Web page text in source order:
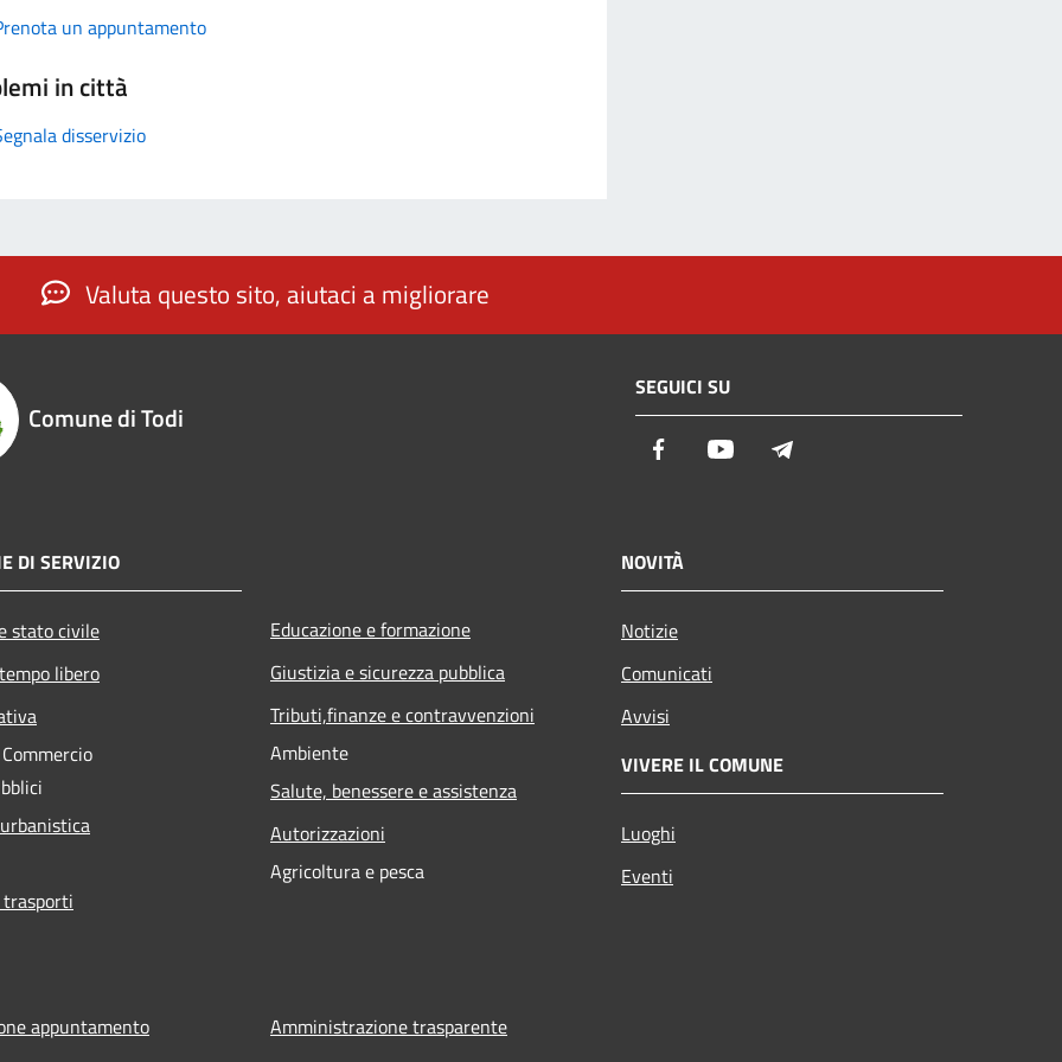
un appuntamento
in città
disservizio
Valuta questo sito, aiutaci a migliorare
Comune di Todi
SEGUICI SU
Facebook Youtube
DI SERVIZIO
stato civile
libero
Educazione e formazione
Giustizia e sicurezza pubblica
Tributi,finanze e contravvenzioni
Ambiente
Salute, benessere e assistenza
Autorizzazioni
Agricoltura e pesca
NOVITÀ
Notizie
Comunicati
Avvisi
VIVERE IL COMUNE
Luoghi
Eventi
appuntamento
Amministrazione trasparente